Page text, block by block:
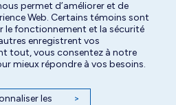
permet d’améliorer et de
Web. Certains témoins sont
le fonctionnement et la sécurité
enregistrent vos
tout, vous consentez à notre
mieux répondre à vos besoins.
les
>